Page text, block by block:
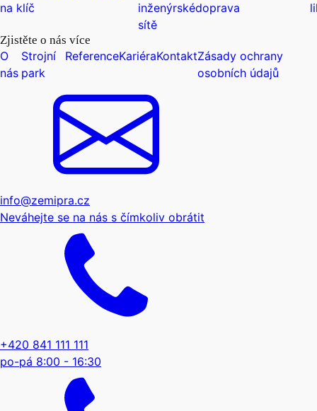
na klíč
inženýrské
sítě
doprava
Zjistěte o nás více
O
nás
Strojní
park
ReferenceKariéraKontaktZásady ochrany
osobních údajů
info@zemipra.cz
Neváhejte se na nás s čímkoliv obrátit
+420 841 111 111
po-pá 8:00 - 16:30